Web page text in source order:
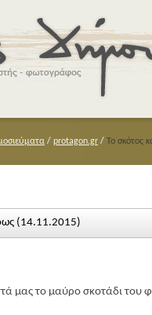
/ protagon.gr / Το σκότος
(14.11.2015)
μας το μαύρο σκοτάδι